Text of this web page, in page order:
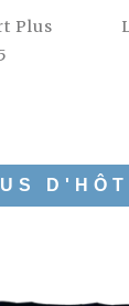
Plus